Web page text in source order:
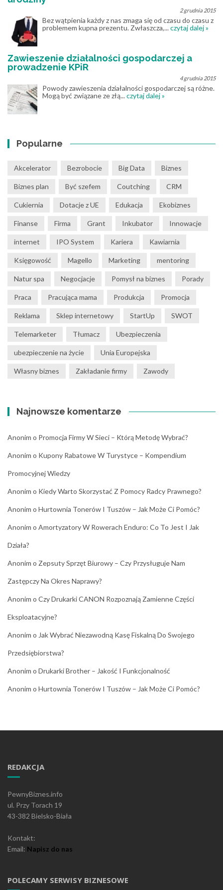
2 grudnia 2015
Bez wątpienia każdy z nas zmaga się od czasu do czasu z
problemem kupna prezentu. Zwłaszcza,...czytaj dalej »
Zawieszenie działalności gospodarczej a
prowadzenie KPiR
4 grudnia 2015
Powody zawieszenia działalności gospodarczej są różne.
Mogą być związane ze złą...czytaj dalej »
Popularne
Akcelerator Bezrobocie Big Data Biznes
Biznes plan Być szefem Coutching CRM
Cukiernia Dotacje z UE Edukacja Ekobiznes
Finanse Firma Grant Inkubator Innowacje
internet IPO System Kariera Kawiarnia
Księgowość Magello Marketing mentoring
Natur spa Negocjacje Pomysł na biznes Porady
Praca Pracująca mama Produkcja Promocja
Reklama Sklep internetowy StartUp SWOT
Telemarketer Tłumacz Ubezpieczenia
ubezpieczenie na życie Unia Europejska
Własny biznes Zakładanie firmy Zawody
Najnowsze komentarze
Anonim o Promocja Firmy W Sieci – Którą Metodę Wybrać?
Anonim o Kupony Rabatowe W Turystyce – Kompendium
Promocyjnej Wiedzy
Anonim o Kiedy Warto Skorzystać Z Pomocy Radcy Prawnego?
Anonim o Hurtownia Tonerów I Tuszów – Jak Może Ci Pomóc?
Anonim o Amortyzatory W Rowerach Enduro: Co To Jest I Jak
Działa?
Anonim o Zepsuty Sprzęt Biurowy – Czy Przysługuje Nam
Zastępczy Na Okres Naprawy?
Anonim o Czy Drukarki CANON Rozpoznają Zamienne Części
Eksploatacyjne?
Anonim o Jak Wybrać Niezawodną Kasę Fiskalną Do Swojego
Przedsiębiorstwa?
Anonim o Drukarki Brother – Jakość I Funkcjonalność
Anonim o Hurtownia Tonerów I Tuszów – Jak Może Ci Pomóc?
REDAKCJA
PewnyBiznes.info
ul. Przy Torach 19
43-382 Bielsko-Biała
Kontakt:
Email: Napisz do nas
POLECAMY SERWISY BIZNESOWE